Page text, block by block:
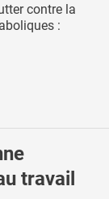
contre la
:
travail